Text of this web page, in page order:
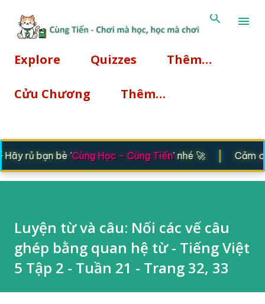
Explore Quizzes Thêm…
Cửu Chương Thêm…
rủ bạn bè 'Cùng Học - Cùng Tiến' nhé 🚀 Cảm
Luyện từ và câu: Nối các vế câu
ghép bằng quan hệ từ - Tiếng Việt
5 Tập 2 - Tuần 21 - Trang 32, 33